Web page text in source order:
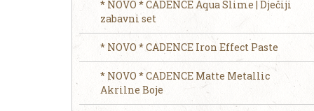
* NOVO * CADENCE Aqua Slime | Dječiji
zabavni set
* NOVO * CADENCE Iron Effect Paste
* NOVO * CADENCE Matte Metallic
Akrilne Boje